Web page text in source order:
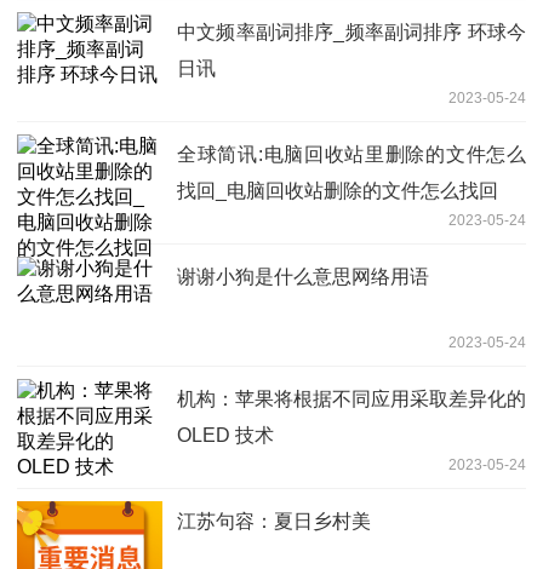
中文频率副词排序_频率副词排序 环球今
日讯
2023-05-24
全球简讯:电脑回收站里删除的文件怎么
找回_电脑回收站删除的文件怎么找回
2023-05-24
谢谢小狗是什么意思网络用语
2023-05-24
机构：苹果将根据不同应用采取差异化的
OLED 技术
2023-05-24
江苏句容：夏日乡村美